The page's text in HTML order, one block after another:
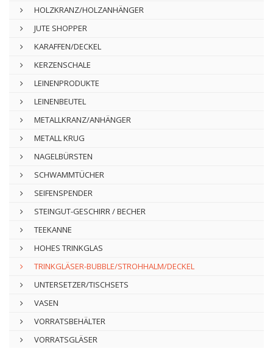
HOLZKRANZ/HOLZANHÄNGER
JUTE SHOPPER
KARAFFEN/DECKEL
KERZENSCHALE
LEINENPRODUKTE
LEINENBEUTEL
METALLKRANZ/ANHÄNGER
METALL KRUG
NAGELBÜRSTEN
SCHWAMMTÜCHER
SEIFENSPENDER
STEINGUT-GESCHIRR / BECHER
TEEKANNE
HOHES TRINKGLAS
TRINKGLÄSER-BUBBLE/STROHHALM/DECKEL
UNTERSETZER/TISCHSETS
VASEN
VORRATSBEHÄLTER
VORRATSGLÄSER